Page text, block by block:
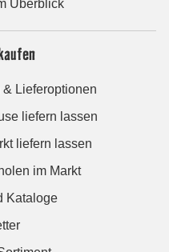
Überblick
Lieferoptionen
liefern lassen
liefern lassen
im Markt
Kataloge